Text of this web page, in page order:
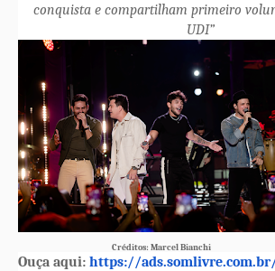
conquista e compartilham primeiro
UDI”
Créditos: Marcel Bianchi
Ouça aqui: https://ads.somlivre.